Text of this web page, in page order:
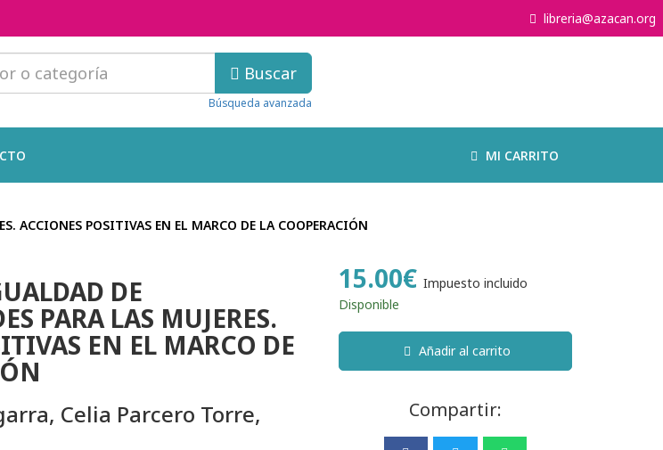
libreria@azacan.org
Buscar
Búsqueda avanzada
MI CARRITO
ACCIONES POSITIVAS EN EL MARCO DE LA COOPERACIÓN
DE
PARA LAS MUJERES.
EN EL MARCO DE
Celia Parcero Torre,
15.00€ Impuesto incluido
Disponible
Añadir al carrito
Compartir: